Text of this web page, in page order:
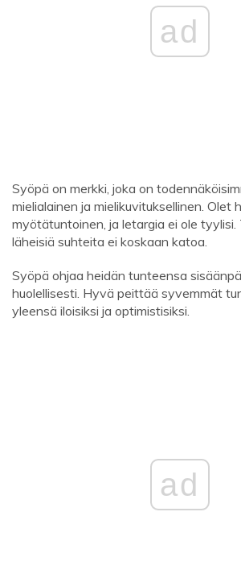
ad
Syöpä on merkki, joka on
mielialainen ja mielikuvituksellinen. Olet
myötätuntoinen, ja letargia ei ole tyylisi.
läheisiä suhteita ei koskaan katoa.
Syöpä ohjaa heidän tunteensa
huolellisesti. Hyvä peittää syvemmät
yleensä iloisiksi ja optimistisiksi.
ad